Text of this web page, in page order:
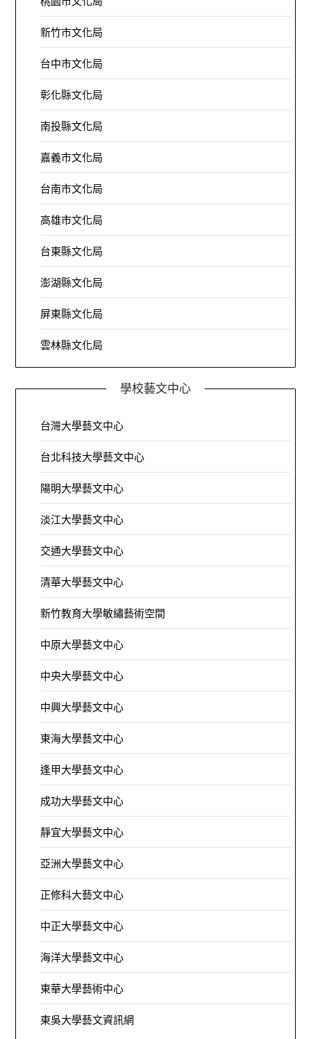
新竹市文化局
台中市文化局
彰化縣文化局
南投縣文化局
嘉義市文化局
台南市文化局
高雄市文化局
台東縣文化局
澎湖縣文化局
屏東縣文化局
雲林縣文化局
學校藝文中心
台灣大學藝文中心
台北科技大學藝文中心
陽明大學藝文中心
淡江大學藝文中心
交通大學藝文中心
清華大學藝文中心
新竹教育大學敏繡藝術空間
中原大學藝文中心
中央大學藝文中心
中興大學藝文中心
東海大學藝文中心
逢甲大學藝文中心
成功大學藝文中心
靜宜大學藝文中心
亞洲大學藝文中心
正修科大藝文中心
中正大學藝文中心
海洋大學藝文中心
東華大學藝術中心
東吳大學藝文資訊網